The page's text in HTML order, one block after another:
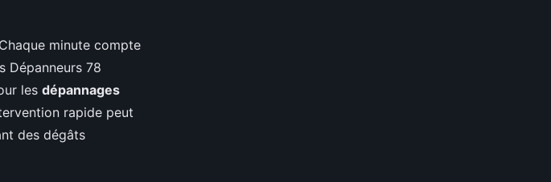
minute compte
Dépanneurs 78
les dépannages
rapide peut
des dégâts